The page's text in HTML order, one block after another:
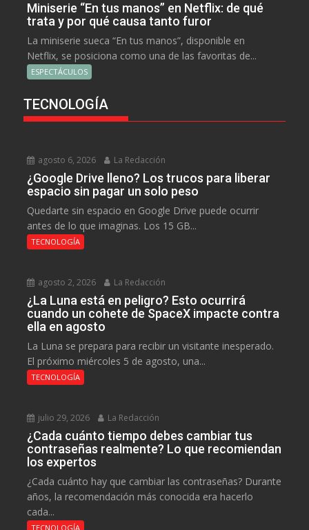
Miniserie “En tus manos” en Netflix: de qué
trata y por qué causa tanto furor
La miniserie sueca “En tus manos”, disponible en
Netflix, se posiciona como una de las favoritas de...
ESPECTÁCULOS
TECNOLOGÍA
agosto 6, 2026 La Redacción
¿Google Drive lleno? Los trucos para liberar
espacio sin pagar un solo peso
Quedarte sin espacio en Google Drive puede ocurrir
antes de lo que imaginas. Los 15 GB...
TECNOLOGÍA
agosto 2, 2026 La Redacción
¿La Luna está en peligro? Esto ocurrirá
cuando un cohete de SpaceX impacte contra
ella en agosto
La Luna se prepara para recibir un visitante inesperado.
El próximo miércoles 5 de agosto, una...
TECNOLOGÍA
julio 29, 2026 La Redacción
¿Cada cuánto tiempo debes cambiar tus
contraseñas realmente? Lo que recomiendan
los expertos
¿Cada cuánto hay que cambiar las contraseñas? Durante
años, la recomendación más conocida era hacerlo
cada...
TECNOLOGÍA